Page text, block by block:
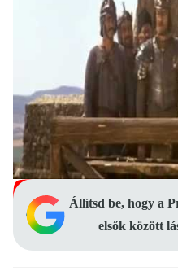
Állítsd be, hogy a
elsők között